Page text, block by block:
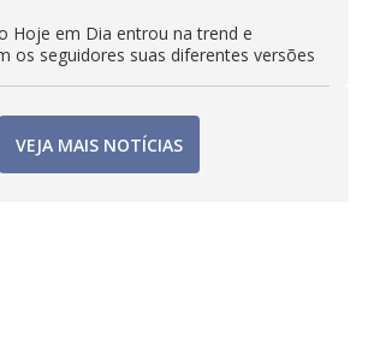
Hoje em Dia entrou na trend e
os seguidores suas diferentes versões
VEJA MAIS NOTÍCIAS